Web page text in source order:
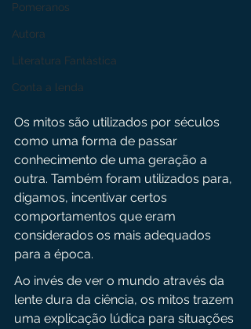
Pomeranos
Autora
Literatura Fantástica
Conta a lenda
Os mitos são utilizados por séculos
como uma forma de passar
conhecimento de uma geração a
outra. Também foram utilizados para,
digamos, incentivar certos
comportamentos que eram
considerados os mais adequados
para a época.
Ao invés de ver o mundo através da
lente dura da ciência, os mitos trazem
uma explicação lúdica para situações